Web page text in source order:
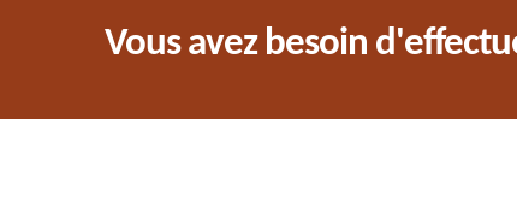
Vous avez besoin